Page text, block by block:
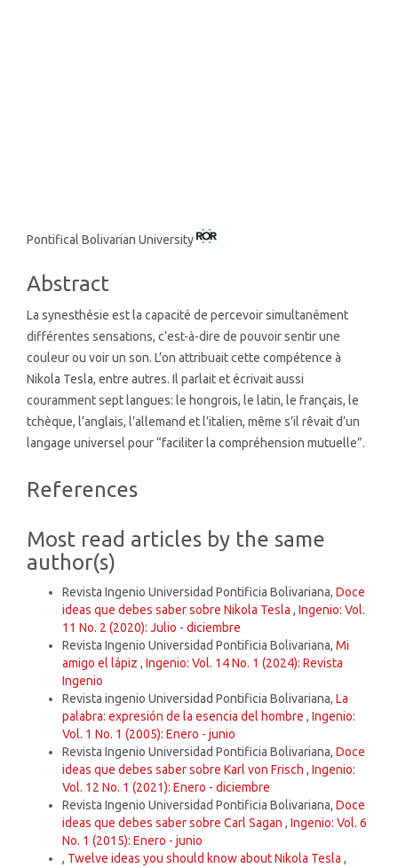
Main
Content
Pontifical Bolivarian University
Abstract
La synesthésie est la capacité de percevoir simultanément
différentes sensations, c’est-à-dire de pouvoir sentir une
couleur ou voir un son. L’on attribuait cette compétence à
Nikola Tesla, entre autres. Il parlait et écrivait aussi
couramment sept langues: le hongrois, le latin, le français, le
tchèque, l’anglais, l’allemand et l’italien, même s’il rêvait d’un
langage universel pour “faciliter la compréhension mutuelle”.
Article
References
Most read articles by the same
author(s)
Revista Ingenio Universidad Pontificia Bolivariana, Doce
ideas que debes saber sobre Nikola Tesla , Ingenio: Vol.
11 No. 2 (2020): Julio - diciembre
Revista Ingenio Universidad Pontificia Bolivariana, Mi
amigo el lápiz , Ingenio: Vol. 14 No. 1 (2024): Revista
Ingenio
Revista ingenio Universidad Pontificia Bolivariana, La
palabra: expresión de la esencia del hombre , Ingenio:
Vol. 1 No. 1 (2005): Enero - junio
Revista Ingenio Universidad Pontificia Bolivariana, Doce
ideas que debes saber sobre Karl von Frisch , Ingenio:
Vol. 12 No. 1 (2021): Enero - diciembre
Revista Ingenio Universidad Pontificia Bolivariana, Doce
ideas que debes saber sobre Carl Sagan , Ingenio: Vol. 6
No. 1 (2015): Enero - junio
, Twelve ideas you should know about Nikola Tesla ,